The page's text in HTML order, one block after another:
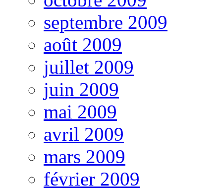
septembre 2009
août 2009
juillet 2009
juin 2009
mai 2009
avril 2009
mars 2009
février 2009